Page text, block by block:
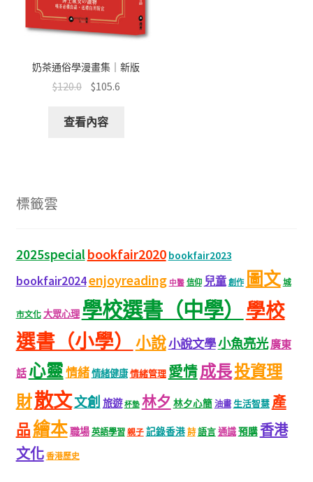
奶茶通俗學漫畫集｜新版
$120.0 $105.6
查看內容
標籤雲
2025specialbookfair2020 bookfair2023
bookfair2024enjoyreading 中醫 信仰 兒童 創作 圖文 城
市文化 大眾心理 學校選書（中學）
學校
選書（小學）
小說小說文學小魚亮光廣東
話 心靈情緒情緒健康情緒管理 愛情成長投資理
財散文文創 旅遊 杯墊 林夕 林夕心簡 油畫 生活智慧 產
品繪本職場 英語學習 親子 記錄香港 詩 語言通識預購香港
文化 香港歷史